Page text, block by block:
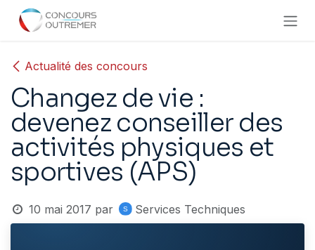
Se rendre au contenu
Actualité des concours
Changez de vie :
devenez conseiller des
activités physiques et
sportives (APS)
10 mai 2017 par Services Techniques